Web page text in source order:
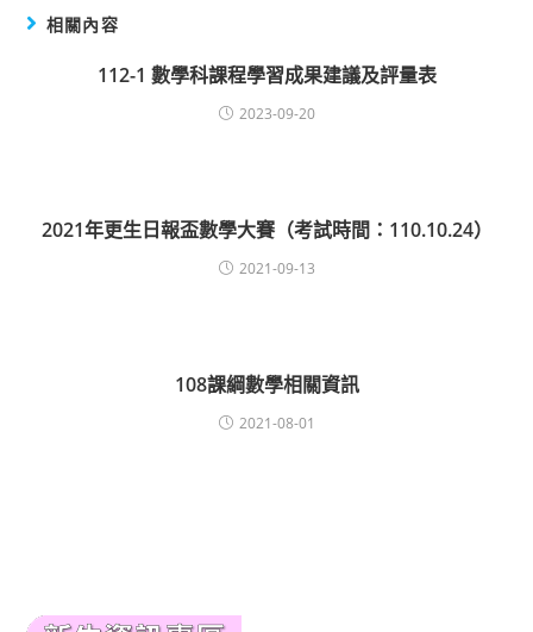
相關內容
112-1 數學科課程學習成果建議及評量表
2023-09-20
2021年更生日報盃數學大賽（考試時間：110.10.24）
2021-09-13
108課綱數學相關資訊
2021-08-01